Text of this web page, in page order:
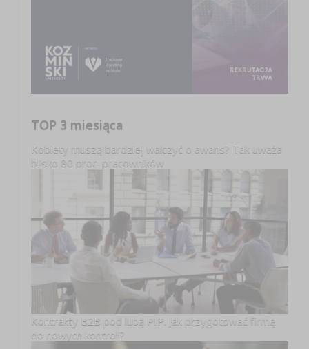
TOP 3 miesiąca
Kobiety muszą bardziej walczyć o awans? Tak uważa
blisko 80 proc. pracowników
Kontrakty B2B pod lupą PIP. Jak przygotować firmę
do nowych kontroli?